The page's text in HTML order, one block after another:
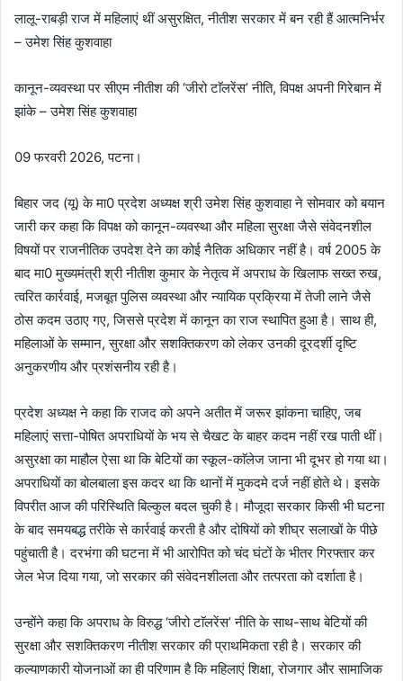
लालू-राबड़ी राज में महिलाएं थीं असुरक्षित, नीतीश सरकार में बन रही हैं आत्मनिर्भर
– उमेश सिंह कुशवाहा
कानून-व्यवस्था पर सीएम नीतीश की ‘जीरो टाॅलरेंस’ नीति, विपक्ष अपनी गिरेबान में
झांके – उमेश सिंह कुशवाहा
09 फरवरी 2026, पटना।
बिहार जद (यू) के मा0 प्रदेश अध्यक्ष श्री उमेश सिंह कुशवाहा ने सोमवार को बयान
जारी कर कहा कि विपक्ष को कानून-व्यवस्था और महिला सुरक्षा जैसे संवेदनशील
विषयों पर राजनीतिक उपदेश देने का कोई नैतिक अधिकार नहीं है। वर्ष 2005 के
बाद मा0 मुख्यमंत्री श्री नीतीश कुमार के नेतृत्व में अपराध के खिलाफ सख्त रुख,
त्वरित कार्रवाई, मजबूत पुलिस व्यवस्था और न्यायिक प्रक्रिया में तेजी लाने जैसे
ठोस कदम उठाए गए, जिससे प्रदेश में कानून का राज स्थापित हुआ है। साथ ही,
महिलाओं के सम्मान, सुरक्षा और सशक्तिकरण को लेकर उनकी दूरदर्शी दृष्टि
अनुकरणीय और प्रशंसनीय रही है।
प्रदेश अध्यक्ष ने कहा कि राजद को अपने अतीत में जरूर झांकना चाहिए, जब
महिलाएं सत्ता-पोषित अपराधियों के भय से चैखट के बाहर कदम नहीं रख पाती थीं।
असुरक्षा का माहौल ऐसा था कि बेटियों का स्कूल-काॅलेज जाना भी दूभर हो गया था।
अपराधियों का बोलबाला इस कदर था कि थानों में मुकदमे दर्ज नहीं होते थे। इसके
विपरीत आज की परिस्थिति बिल्कुल बदल चुकी है। मौजूदा सरकार किसी भी घटना
के बाद समयबद्ध तरीके से कार्रवाई करती है और दोषियों को शीघ्र सलाखों के पीछे
पहुंचाती है। दरभंगा की घटना में भी आरोपित को चंद घंटों के भीतर गिरफ्तार कर
जेल भेज दिया गया, जो सरकार की संवेदनशीलता और तत्परता को दर्शाता है।
उन्होंने कहा कि अपराध के विरुद्ध ‘जीरो टाॅलरेंस’ नीति के साथ-साथ बेटियों की
सुरक्षा और सशक्तिकरण नीतीश सरकार की प्राथमिकता रही है। सरकार की
कल्याणकारी योजनाओं का ही परिणाम है कि महिलाएं शिक्षा, रोजगार और सामाजिक